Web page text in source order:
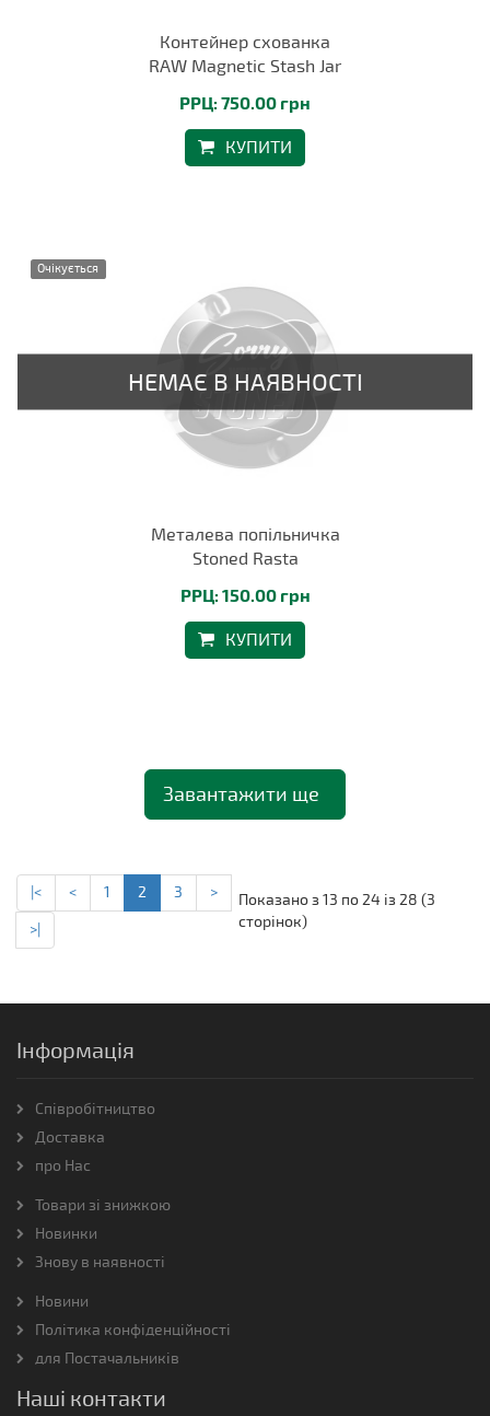
Контейнер схованка
RAW Magnetic Stash Jar
РРЦ: 750.00 грн
КУПИТИ
Очікується
Металева попільничка
Stoned Rasta
РРЦ: 150.00 грн
КУПИТИ
Завантажити ще
|< < 1 2 3
>
>|
Показано з 13 по 24 із 28 (3
сторінок)
Інформація
Співробітництво
Доставка
про Нас
Товари зі знижкою
Новинки
Знову в наявності
Новини
Політика конфіденційності
для Постачальників
Наші контакти